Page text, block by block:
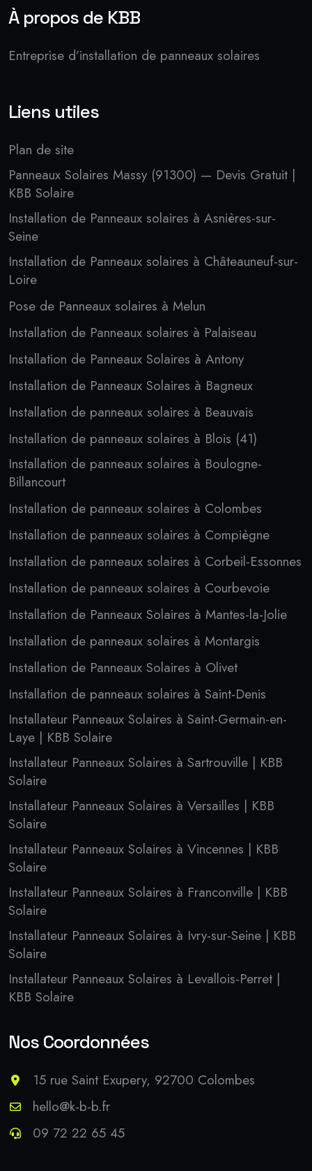
À propos de KBB
Entreprise d’installation de panneaux solaires
Liens utiles
Plan de site
Panneaux Solaires Massy (91300) — Devis Gratuit |
KBB Solaire
Installation de Panneaux solaires à Asnières-sur-
Seine
Installation de Panneaux solaires à Châteauneuf-sur-
Loire
Pose de Panneaux solaires à Melun
Installation de Panneaux solaires à Palaiseau
Installation de Panneaux Solaires à Antony
Installation de Panneaux Solaires à Bagneux
Installation de panneaux solaires à Beauvais
Installation de panneaux solaires à Blois (41)
Installation de panneaux solaires à Boulogne-
Billancourt
Installation de panneaux solaires à Colombes
Installation de panneaux solaires à Compiègne
Installation de panneaux solaires à Corbeil-Essonnes
Installation de panneaux solaires à Courbevoie
Installation de Panneaux Solaires à Mantes-la-Jolie
Installation de panneaux solaires à Montargis
Installation de Panneaux Solaires à Olivet
Installation de panneaux solaires à Saint-Denis
Installateur Panneaux Solaires à Saint-Germain-en-
Laye | KBB Solaire
Installateur Panneaux Solaires à Sartrouville | KBB
Solaire
Installateur Panneaux Solaires à Versailles | KBB
Solaire
Installateur Panneaux Solaires à Vincennes | KBB
Solaire
Installateur Panneaux Solaires à Franconville | KBB
Solaire
Installateur Panneaux Solaires à Ivry-sur-Seine | KBB
Solaire
Installateur Panneaux Solaires à Levallois-Perret |
KBB Solaire
Nos Coordonnées
15 rue Saint Exupery, 92700 Colombes
hello@k-b-b.fr
09 72 22 65 45